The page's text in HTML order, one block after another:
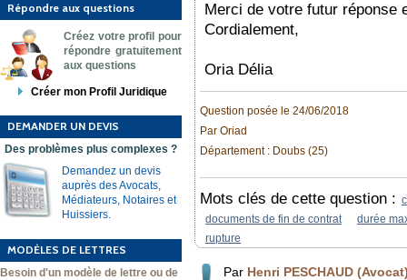
Répondre aux questions
Créez votre profil pour
répondre gratuitement
aux questions
Créer mon Profil Juridique
DEMANDER UN DEVIS
Des problèmes plus complexes ?
Demandez un devis
auprès des Avocats,
Médiateurs, Notaires et
Huissiers.
MODÈLES DE LETTRES
Besoin d'un modèle de lettre ou de
Merci de votre futur réponse
Cordialement,
Oria Délia
Question posée le 24/06/2018
Par Oriad
Département : Doubs (25)
Mots clés de cette question :
documents de fin de contrat
durée
rupture
Par Henri PESCHAUD